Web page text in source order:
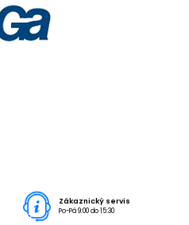
Zákaznický servis
Po-Pá 9:00 do 15:30